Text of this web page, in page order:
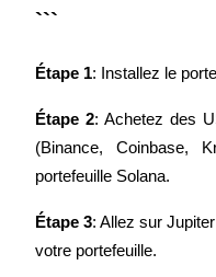
Precious Metals
Trade Gold & Silver ·
USDT Flexible Staking
```
Étape 1: Installez le
Étape 2: Achetez des
(Binance, Coinbase,
portefeuille Solana.
Étape 3: Allez sur
votre portefeuille.